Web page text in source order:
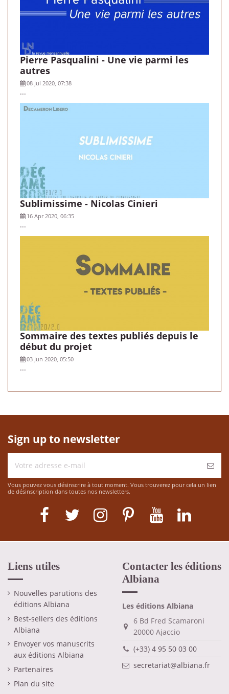
Pierre Pasqualini - Une vie parmi les
autres
08 Jul 2020, 07:38
...
Sublimissime - Nicolas Cinieri
16 Apr 2020, 06:35
...
Sommaire des textes publiés depuis le
début du projet
03 Jun 2020, 05:50
...
Sign up to newsletter
Vous pouvez vous désinscrire à tout moment. Vous trouverez pour cela un lien
de désinscription dans toutes nos newsletters.
Liens utiles
Nouvelles parutions des
éditions Albiana
Best-sellers des éditions
Albiana
Envoyer vos manuscrits
aux éditions Albiana
Partenaires
Plan du site
Contacter les éditions
Albiana
Les éditions Albiana
6 Bd Fred Scamaroni
20000 Ajaccio
(+33) 4 95 50 03 00
secretariat@albiana.fr